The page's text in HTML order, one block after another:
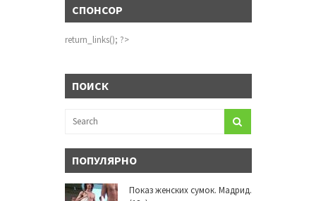
СПОНСОР
return_links(); ?>
ПОИСК
ПОПУЛЯРНО
Показ женских сумок. Мадрид.